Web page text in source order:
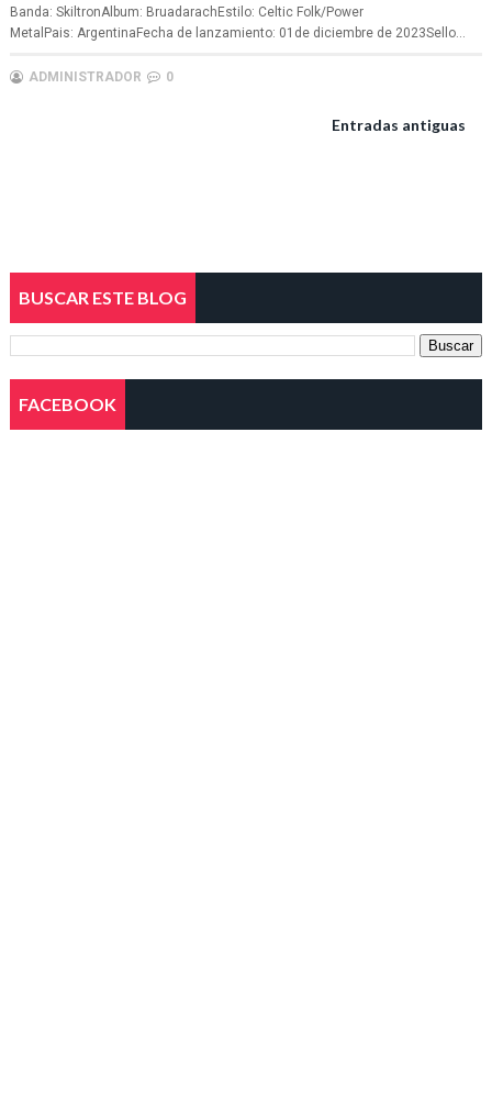
Banda: SkiltronAlbum: BruadarachEstilo: Celtic Folk/Power
MetalPais: ArgentinaFecha de lanzamiento: 01de diciembre de 2023Sello...
ADMINISTRADOR 0
Entradas antiguas
BUSCAR ESTE BLOG
FACEBOOK